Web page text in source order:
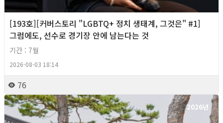
[193호][커버스토리 "LGBTQ+ 정치 생태계, 그것은" #1]
그럼에도, 선수로 경기장 안에 남는다는 것
기간 : 7월
2026-08-03 18:14
76
2026년